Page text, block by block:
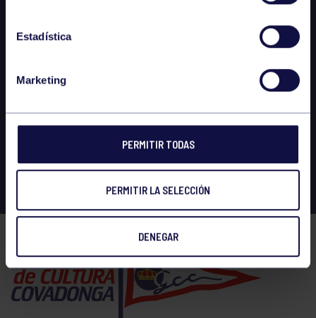
Estadística
Marketing
PERMITIR TODAS
PERMITIR LA SELECCIÓN
DENEGAR